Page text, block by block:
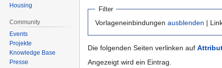
Filter
Vorlageneinbindungen ausblenden |
Die folgenden Seiten verlinken auf
Angezeigt wird ein Eintrag.
Housing
Community
Events
Projekte
Knowledge Base
Presse